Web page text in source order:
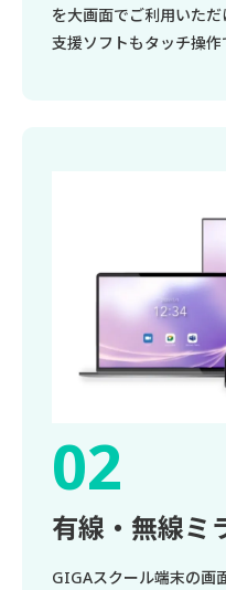
を大画面でご利用いた
支援ソフトもタッチ操作
有線・無線ミ
GIGAスクール端末の画